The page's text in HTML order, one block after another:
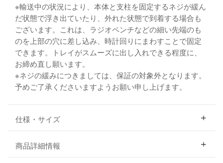
※輸送中の状況により、本体と支柱を固定するネジが緩ん
だ状態で浮き出ていたり、外れた状態で到着する場合も
ございます。これは、ラジオペンチなどの細い先端のも
のを上部の穴に差し込み、時計回りにまわすことで固定
できます。トレイがスムーズに出し入れできる程度に、
お締め直し願います。
※ネジの緩みにつきましては、保証の対象外となります。
予めご了承くださいますようお願い申し上げます。
仕様・サイズ
商品詳細情報